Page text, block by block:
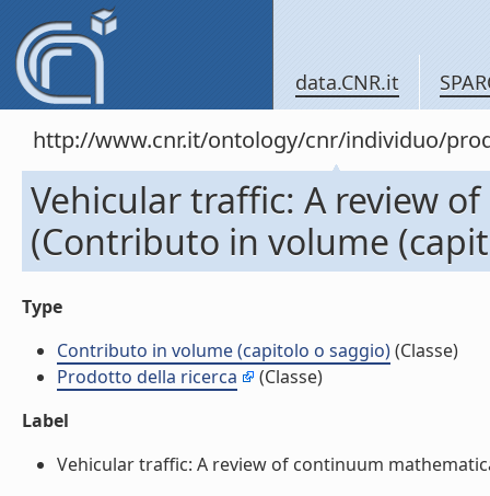
data.CNR.it
http://www.cnr.it/ontology/cnr/individuo/
Vehicular traffic: A review
(Contributo in volume
Type
Contributo in volume (capitolo o saggio)(Classe)
Prodotto della ricerca
(Classe)
Label
Vehicular traffic: A review of continuum